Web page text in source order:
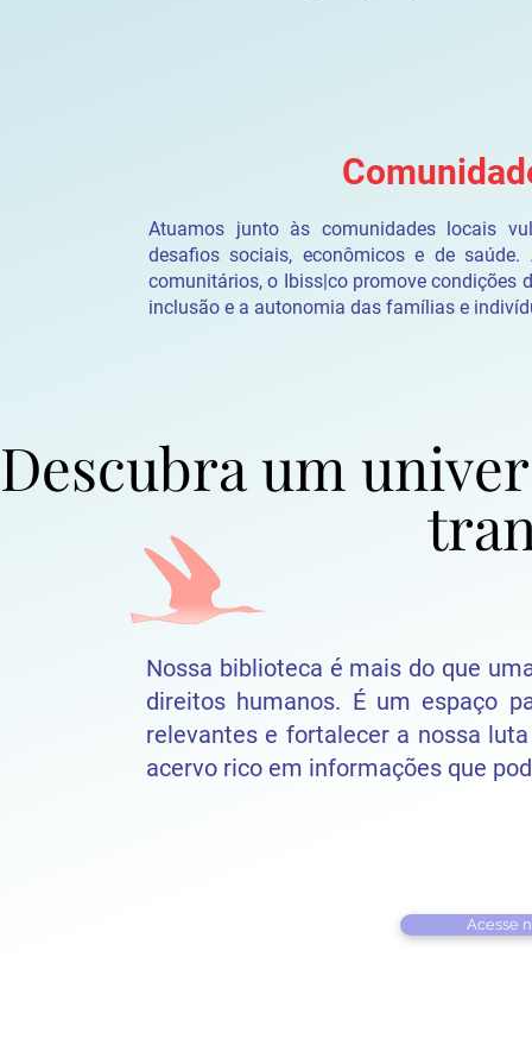
Atuamos junto às comunidades locais
desafios sociais, econômicos e de
comunitários, o Ibiss|co promove condições
inclusão e a autonomia das famílias e
Descubra um
Descubra um
Nossa biblioteca é mais do que
direitos humanos. É um espaço
relevantes e fortalecer a nossa
acervo rico em informações que
Acesse